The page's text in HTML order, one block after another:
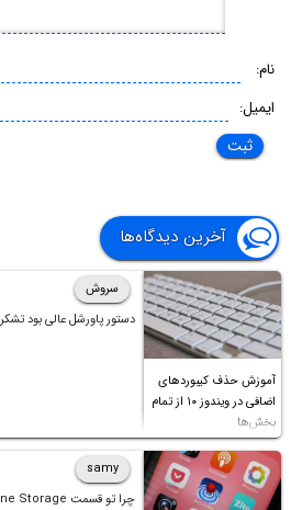
نام:
ایمیل:
آخرین دیدگاه‌ها
آموزش حذف کیبوردهای
اضافی در ویندوز ۱۰ از تمام
بخش‌ها
سروش
دستور پاورشل عالی بود تشکر
samy